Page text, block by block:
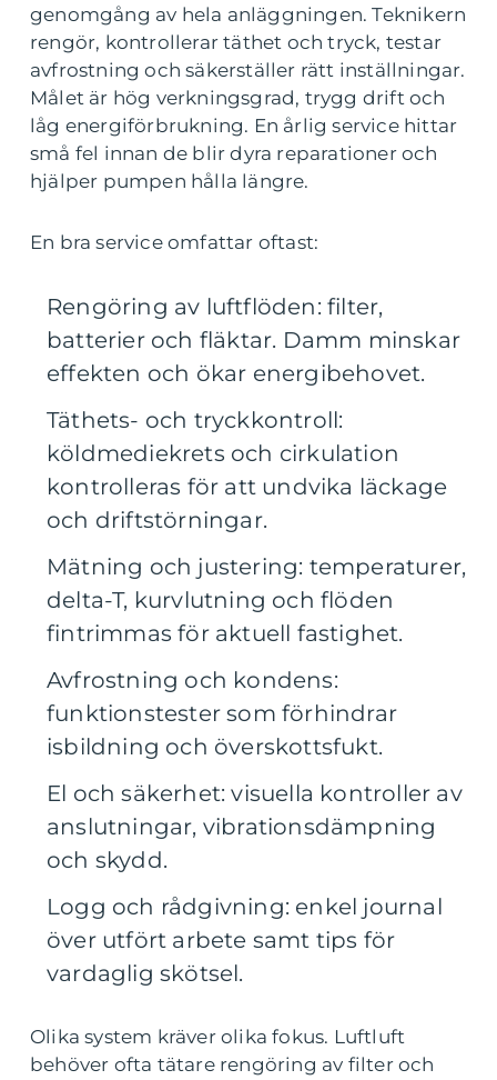
genomgång av hela anläggningen. Teknikern
rengör, kontrollerar täthet och tryck, testar
avfrostning och säkerställer rätt inställningar.
Målet är hög verkningsgrad, trygg drift och
låg energiförbrukning. En årlig service hittar
små fel innan de blir dyra reparationer och
hjälper pumpen hålla längre.
En bra service omfattar oftast:
Rengöring av luftflöden: filter,
batterier och fläktar. Damm minskar
effekten och ökar energibehovet.
Täthets- och tryckkontroll:
köldmediekrets och cirkulation
kontrolleras för att undvika läckage
och driftstörningar.
Mätning och justering: temperaturer,
delta-T, kurvlutning och flöden
fintrimmas för aktuell fastighet.
Avfrostning och kondens:
funktionstester som förhindrar
isbildning och överskottsfukt.
El och säkerhet: visuella kontroller av
anslutningar, vibrationsdämpning
och skydd.
Logg och rådgivning: enkel journal
över utfört arbete samt tips för
vardaglig skötsel.
Olika system kräver olika fokus. Luftluft
behöver ofta tätare rengöring av filter och